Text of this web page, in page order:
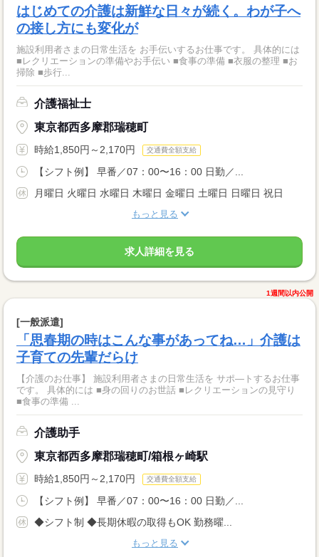
はじめての介護は新鮮な日々が続く。わが子へ
の接し方にも変化が
施設利用者さまの日常生活を お手伝いするお仕事です。 具体的には
■レクリエーションの準備やお手伝い ■食事の準備 ■衣服の整理 ■お
掃除 ■歩行...
介護福祉士
東京都西多摩郡瑞穂町
時給1,850円～2,170円 交通費全額支給
【シフト例】 早番／07：00〜16：00 日勤／...
月曜日 火曜日 水曜日 木曜日 金曜日 土曜日 日曜日 祝日
もっと見る
求人詳細を見る
1週間以内公開
[一般派遣]
「思春期の時はこんな事があってね…」介護は
子育ての先輩だらけ
【介護のお仕事】 施設利用者さまの日常生活を サポ―トするお仕事
です。 具体的には ■身の回りのお世話 ■レクリエーションの見守り
■食事の準備 ...
介護助手
東京都西多摩郡瑞穂町/箱根ヶ崎駅
時給1,850円～2,170円 交通費全額支給
【シフト例】 早番／07：00〜16：00 日勤／...
◆シフト制 ◆長期休暇の取得もOK 勤務曜...
もっと見る